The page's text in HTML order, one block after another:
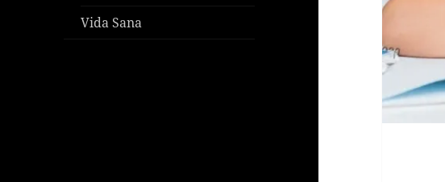
Vida Sana